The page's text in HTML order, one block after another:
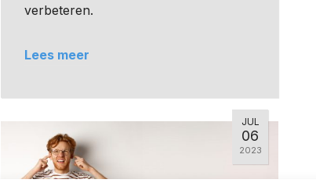
verbeteren.
Lees meer
JUL
06
2023